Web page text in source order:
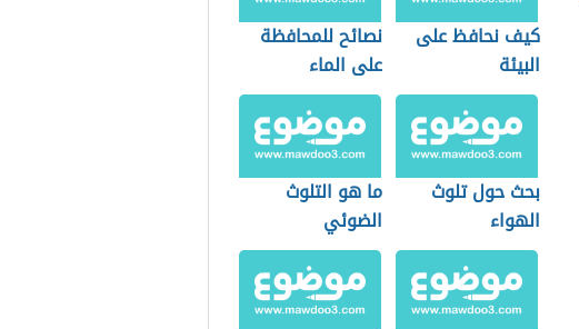
كيف نحافظ على
البيئة
نصائح للمحافظة
على الماء
بحث حول تلوث
الهواء
ما هو التلوث
الضوئي